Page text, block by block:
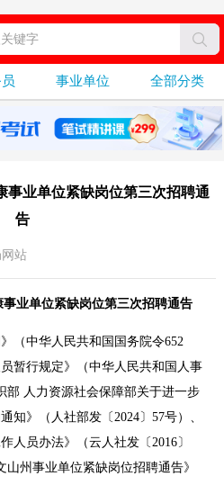
事业单位 全部分类
事业单位紧缺岗位第三次招聘通
告
站
业单位紧缺岗位第三次招聘通告
（中华人民共和国国务院令652
暂行规定》（中华人民共和国人事
部 人力资源社会保障部关于进一步
知》（人社部发〔2024〕57号）、
人员办法》（云人社发〔2016〕
山州事业单位紧缺岗位招聘通告》